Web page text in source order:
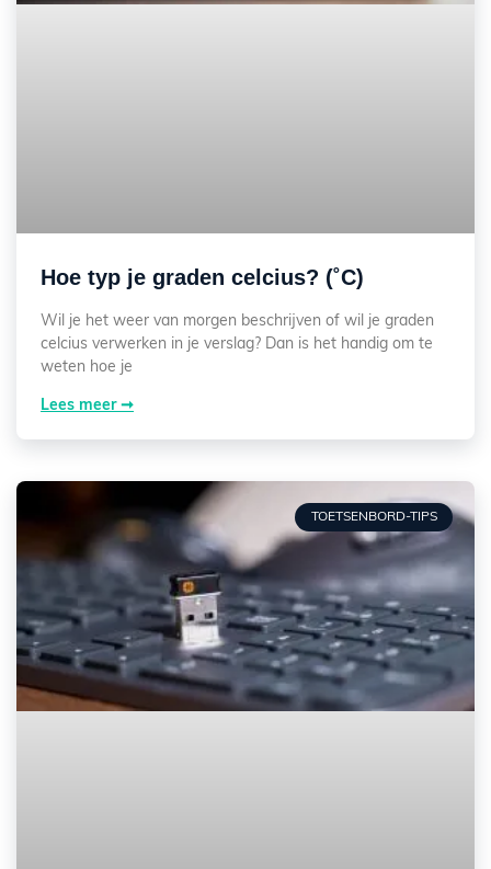
Hoe typ je graden celcius? (˚C)
Wil je het weer van morgen beschrijven of wil je graden
celcius verwerken in je verslag? Dan is het handig om te
weten hoe je
Lees meer ➞
TOETSENBORD-TIPS